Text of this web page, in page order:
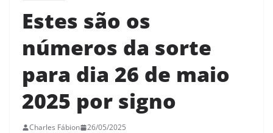
Estes são os
números da sorte
para dia 26 de maio
2025 por signo
Charles Fábion
26/05/2025